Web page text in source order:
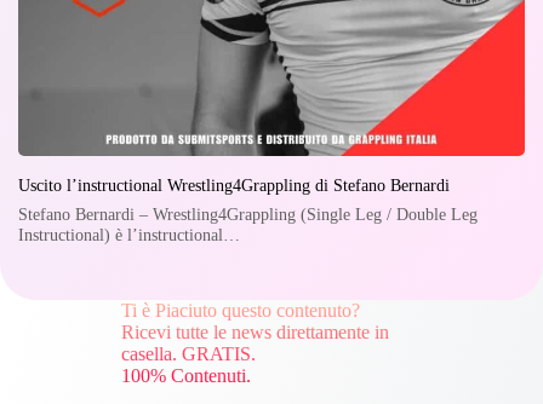
Uscito l’instructional Wrestling4Grappling di Stefano Bernardi
Stefano Bernardi – Wrestling4Grappling (Single Leg / Double Leg
Instructional) è l’instructional…
Ti è Piaciuto questo contenuto?
Ricevi tutte le news direttamente in
casella. GRATIS.
100% Contenuti.